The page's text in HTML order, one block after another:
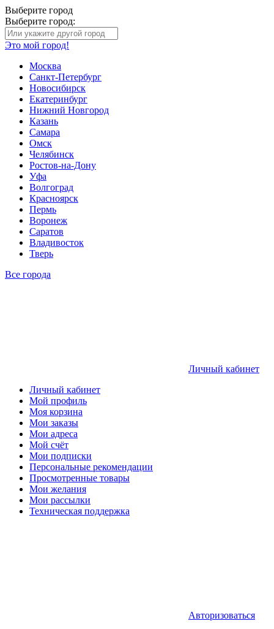
Выберите город
Выберите город:
Это мой город!
Москва
Санкт-Петербург
Новосибирск
Екатеринбург
Нижний Новгород
Казань
Самара
Омск
Челябинск
Ростов-на-Дону
Уфа
Волгоград
Красноярск
Пермь
Воронеж
Саратов
Владивосток
Тверь
Все города
Личный кабинет
Личный кабинет
Мой профиль
Моя корзина
Мои заказы
Мои адреса
Мой счёт
Мои подписки
Персональные рекомендации
Просмотренные товары
Мои желания
Мои рассылки
Техническая поддержка
Авторизоваться